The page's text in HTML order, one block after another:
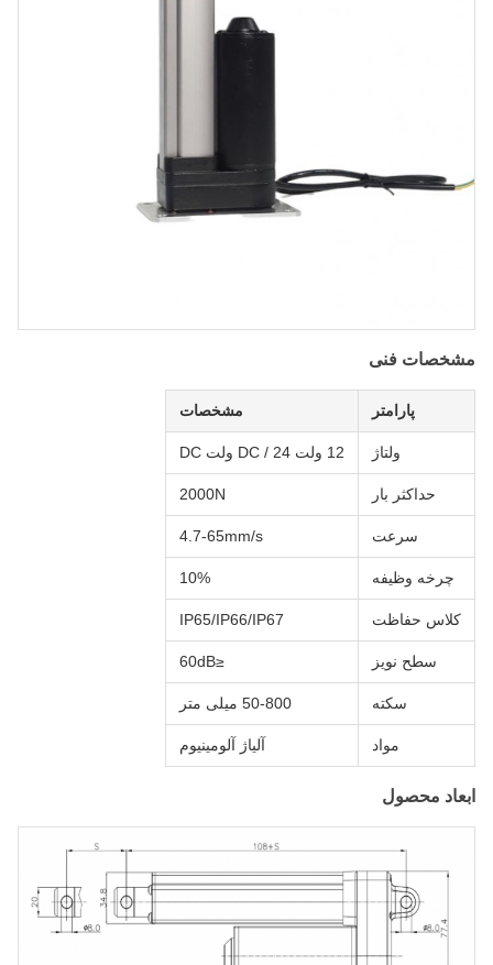
مشخصات فنی
پارامتر مشخصات
ولتاژ 12 ولت DC / 24 ولت DC
حداکثر بار 2000N
سرعت 4.7-65mm/s
چرخه وظیفه 10%
کلاس حفاظت IP65/IP66/IP67
سطح نویز ≤60dB
سکته 50-800 میلی متر
مواد آلیاژ آلومینیوم
ابعاد محصول